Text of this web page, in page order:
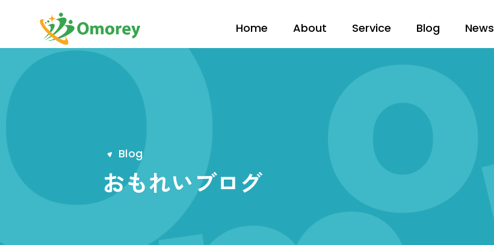
Home About Service Blog News
Blog
おもれいブログ